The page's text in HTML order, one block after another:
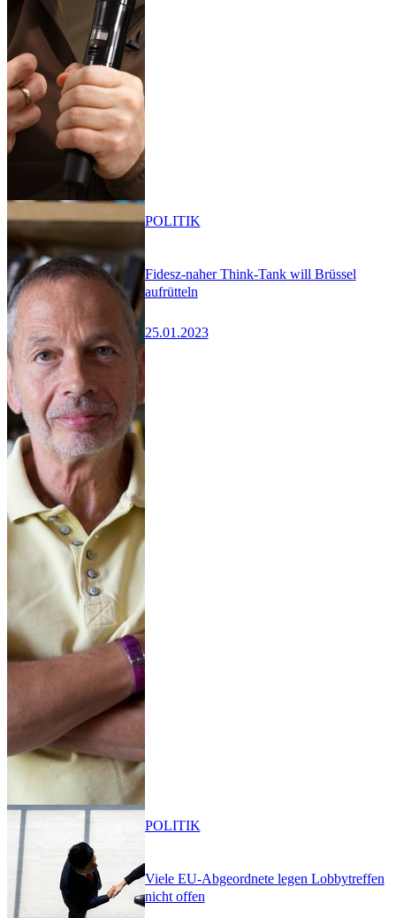
Fidesz-naher Think-Tank will Brüssel
aufrütteln
25.01.2023
POLITIK
Viele EU-Abgeordnete legen Lobbytreffen
nicht offen
POLITIK